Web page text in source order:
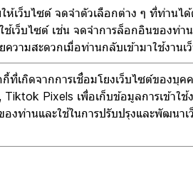
ห้เว็บไซต์ จดจำตัวเลือกต่าง ๆ ที่ท่านไ
ช้เว็บไซต์ เช่น จดจำการล็อกอินของท่
ความสะดวกเมื่อท่านกลับเข้ามาใช้งานเ
กี้ที่เกิดจากการเชื่อมโยงเว็บไซต์ของ
Tiktok Pixels เพื่อเก็บข้อมูลการเข้าใ
องท่านและใช้ในการปรับปรุงและพัฒน